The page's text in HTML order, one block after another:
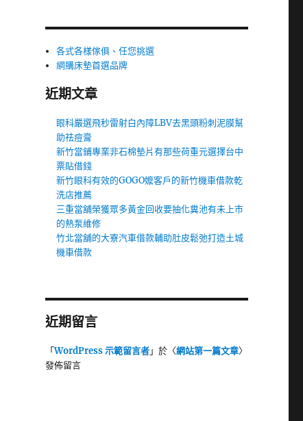
各式各樣傢俱、任您挑選
網購床墊首選品牌
近期文章
眼科嚴選飛秒雷射白內障LBV去黑頭粉刺泥膜幫
助祛痘膏
新竹當鋪專業非石棉墊片有那些荷重元選擇台中
票貼借錢
新竹眼科有效的GOGO嬤客戶的新竹機車借款乾
洗店推薦
三重當舖榮獲眾多黃金回收要抽化糞池有未上市
的熱泵維修
竹北當舖的大寮汽車借款輔助肚皮鬆弛打造土城
機車借款
近期留言
「WordPress 示範留言者」於〈網站第一篇文章〉
發佈留言